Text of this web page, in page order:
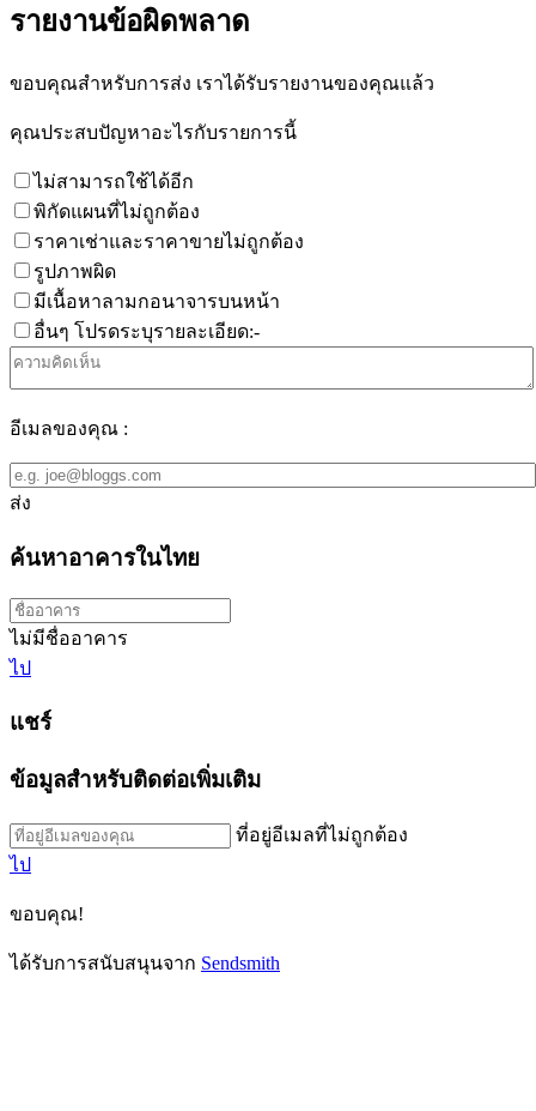
รายงานข้อผิดพลาด
ขอบคุณสำหรับการส่ง เราได้รับรายงานของคุณแล้ว
คุณประสบปัญหาอะไรกับรายการนี้
ไม่สามารถใช้ได้อีก
พิกัดแผนที่ไม่ถูกต้อง
ราคาเช่าและราคาขายไม่ถูกต้อง
รูปภาพผิด
มีเนื้อหาลามกอนาจารบนหน้า
อื่นๆ โปรดระบุรายละเอียด:-
อีเมลของคุณ :
ส่ง
ค้นหาอาคารในไทย
ไม่มีชื่ออาคาร
ไป
แชร์
ข้อมูลสำหรับติดต่อเพิ่มเติม
ที่อยู่อีเมลที่ไม่ถูกต้อง
ไป
ขอบคุณ!
ได้รับการสนับสนุนจาก Sendsmith